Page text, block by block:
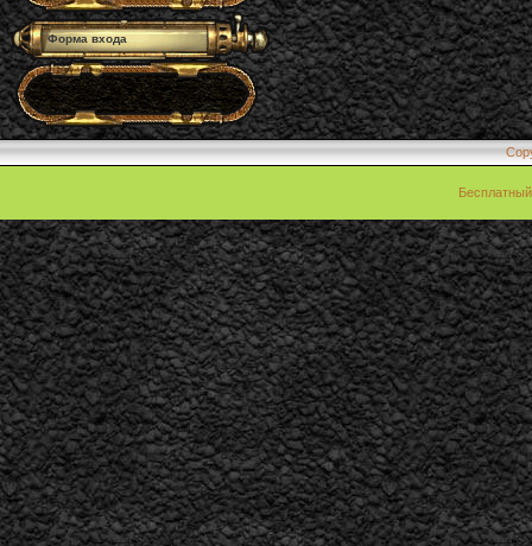
Форма входа